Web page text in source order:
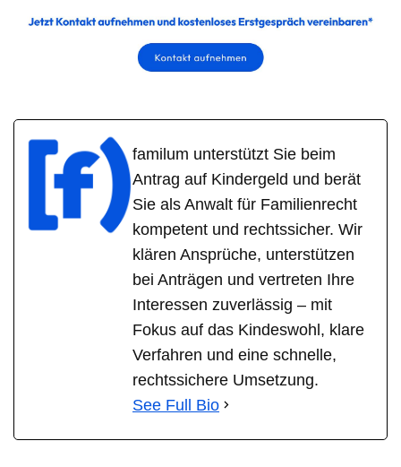
familum unterstützt Sie beim
Antrag auf Kindergeld und berät
Sie als Anwalt für Familienrecht
kompetent und rechtssicher. Wir
klären Ansprüche, unterstützen
bei Anträgen und vertreten Ihre
Interessen zuverlässig – mit
Fokus auf das Kindeswohl, klare
Verfahren und eine schnelle,
rechtssichere Umsetzung.
See Full Bio